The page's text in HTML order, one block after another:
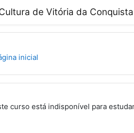
de Vitória da Conquista
inicial
curso está indisponível para